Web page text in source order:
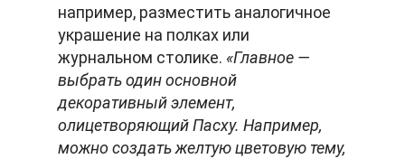
например, разместить аналогичное
украшение на полках или
журнальном столике. «Главное —
выбрать один основной
декоративный элемент,
олицетворяющий Пасху. Например,
можно создать желтую цветовую тему,